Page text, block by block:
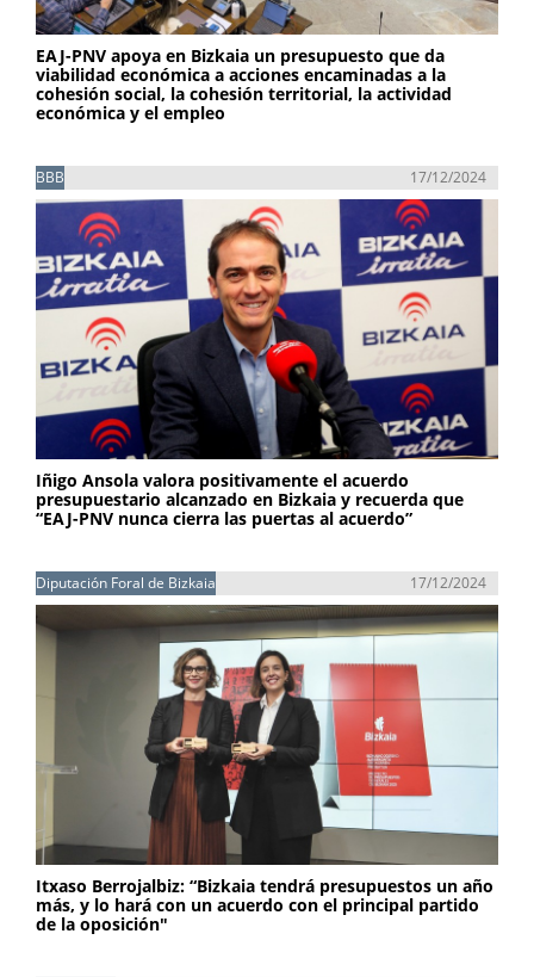
EAJ-PNV apoya en Bizkaia un presupuesto que da
viabilidad económica a acciones encaminadas a la
cohesión social, la cohesión territorial, la actividad
económica y el empleo
BBB 17/12/2024
Iñigo Ansola valora positivamente el acuerdo
presupuestario alcanzado en Bizkaia y recuerda que
“EAJ-PNV nunca cierra las puertas al acuerdo”
Diputación Foral de Bizkaia 17/12/2024
Itxaso Berrojalbiz: “Bizkaia tendrá presupuestos un año
más, y lo hará con un acuerdo con el principal partido
de la oposición"